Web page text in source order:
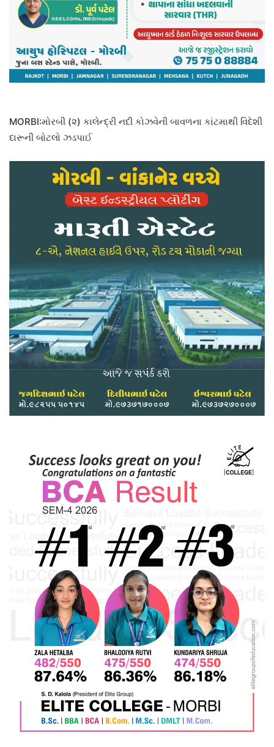
MORBI:મોરબી (૨) કાલેન્દ્રી નદી કોઝવેની બાવળના કાંટમાથી વિદેશી
દારૂની બોટલો ઝડપાઈ